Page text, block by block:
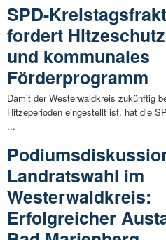
SPD-
fordert
und kommunales
Förderprogramm
Damit der Westerwaldkreis zukünftig
Hitzeperioden eingestellt ist, hat die
...
Landratswahl im
Westerwaldkreis:
Erfolgreicher